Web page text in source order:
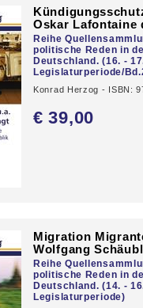
Oskar Lafontaine
Reihe
politische Reden in
Deutschland. (16. -
Legislaturperiode/
Konrad Herzog - ISBN:
€ 39,00
Migration
Wolfgang
Reihe
politische Reden in
Deutschland. (14. -
Legislaturperiode)